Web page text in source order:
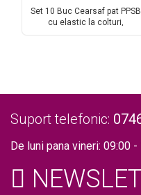
Set 10 Buc Cearsaf pat PPSB
cu elastic la colturi,
Suport telefonic:
De luni pana vineri: 09:00 -